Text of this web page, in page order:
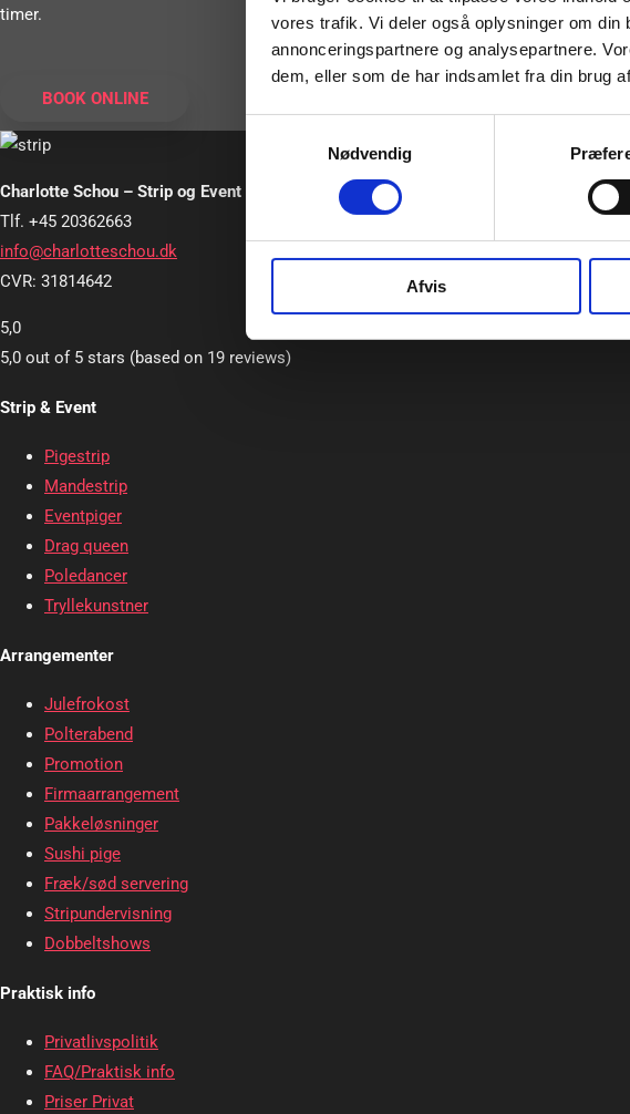
vores trafik. Vi deler også oplysninger om
annonceringspartnere og analysepartnere.
dem, eller som de har indsamlet fra din brug
Samtykkevalg
Nødvendig
Afvis
timer.
BOOK ONLINE
Charlotte Schou – Strip og Event
Tlf. +45 20362663
info@charlotteschou.dk
CVR: 31814642
5,0
5,0 out of 5 stars (based on 19 reviews)
Strip & Event
Pigestrip
Mandestrip
Eventpiger
Drag queen
Poledancer
Tryllekunstner
Arrangementer
Julefrokost
Polterabend
Promotion
Firmaarrangement
Pakkeløsninger
Sushi pige
Fræk/sød servering
Stripundervisning
Dobbeltshows
Praktisk info
Privatlivspolitik
FAQ/Praktisk info
Priser Privat